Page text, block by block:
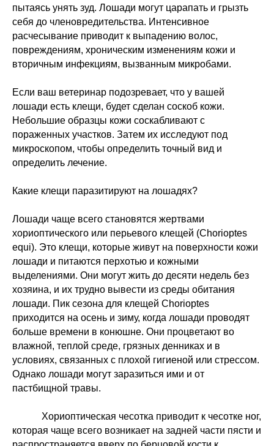
пытаясь унять зуд. Лошади могут царапать и грызть
себя до членовредительства. Интенсивное
расчесывание приводит к выпадению волос,
повреждениям, хроническим изменениям кожи и
вторичным инфекциям, вызванным микробами.
Если ваш ветеринар подозревает, что у вашей
лошади есть клещи, будет сделан соскоб кожи.
Небольшие образцы кожи соскабливают с
пораженных участков. Затем их исследуют под
микроскопом, чтобы определить точный вид и
определить лечение.
Какие клещи паразитируют на лошадях?
Лошади чаще всего становятся жертвами
хориоптического или перьевого клещей (Chorioptes
equi). Это клещи, которые живут на поверхности кожи
лошади и питаются перхотью и кожными
выделениями. Они могут жить до десяти недель без
хозяина, и их трудно вывести из среды обитания
лошади. Пик сезона для клещей Chorioptes
приходится на осень и зиму, когда лошади проводят
больше времени в конюшне. Они процветают во
влажной, теплой среде, грязных денниках и в
условиях, связанных с плохой гигиеной или стрессом.
Однако лошади могут заразиться ими и от
пастбищной травы.
Хориоптическая чесотка приводит к чесотке ног,
которая чаще всего возникает на задней части пясти и